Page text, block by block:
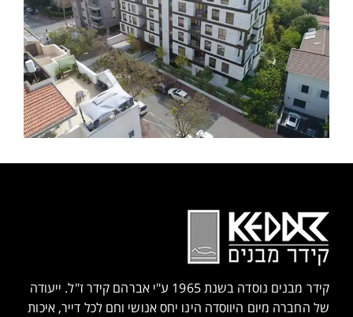
קידר מבנים נוסדה בשנת 1965 ע"י אברהם קידר ז"ל. ייעודה
של החברה מיום היווסדה הינו יחס אנושי וחם לכל דייר, איכות